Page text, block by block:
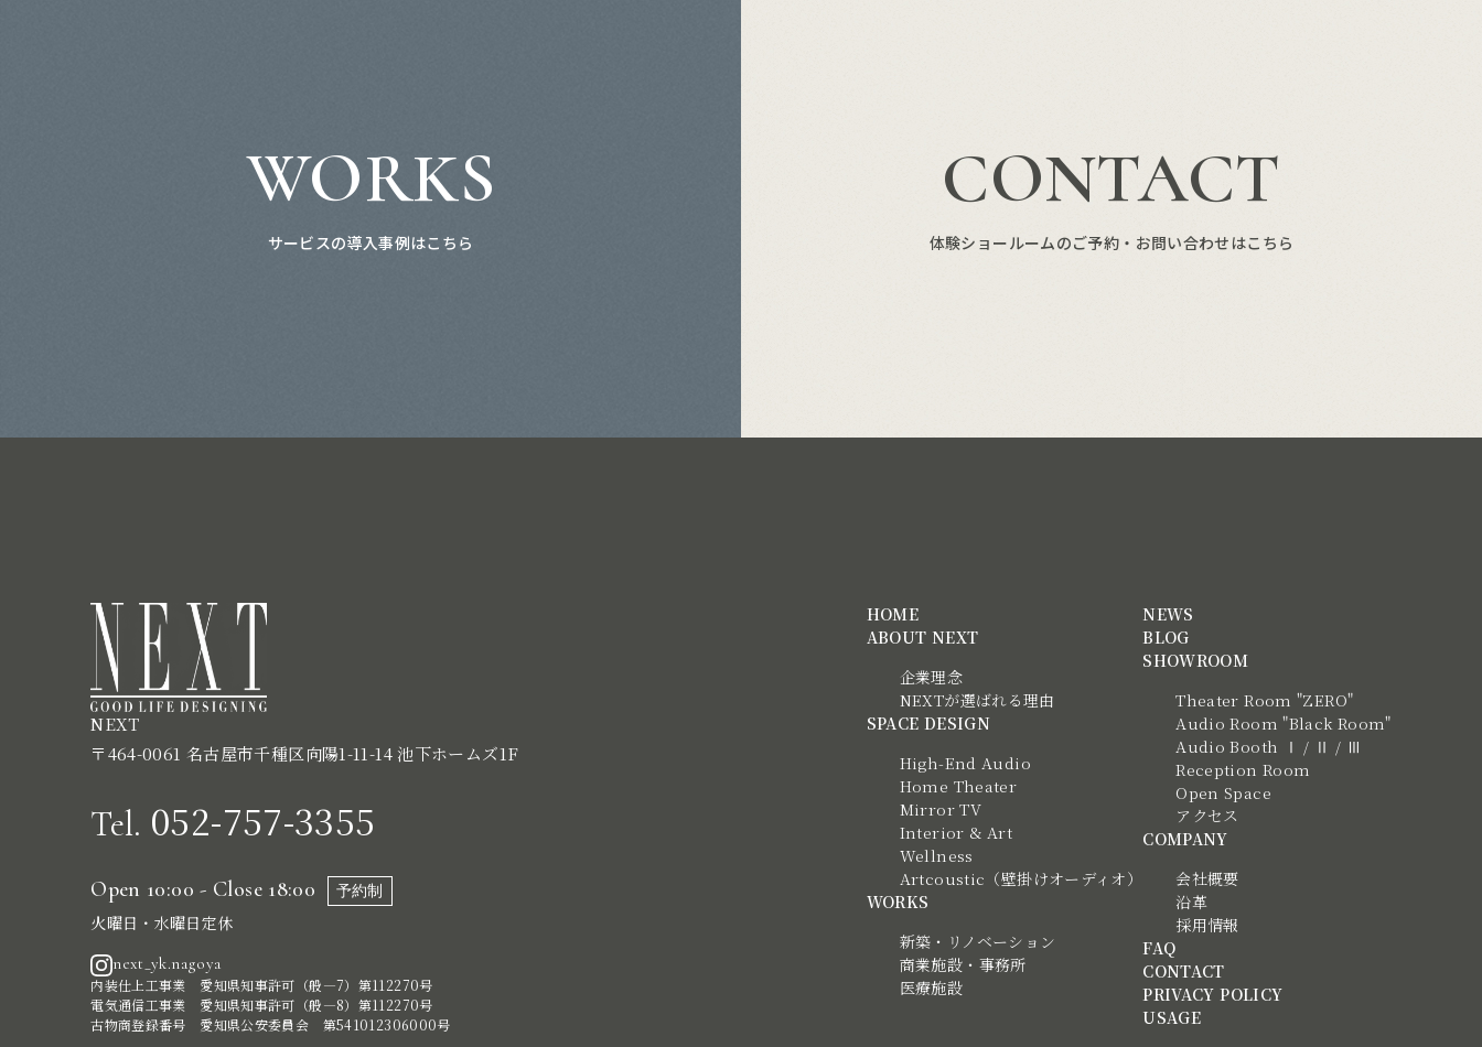
WORKS
サービスの導入事例はこちら
CONTACT
体験ショールームのご予約・お問い合わせはこちら
NEXT
〒464-0061 名古屋市千種区向陽1-11-14 池下ホームズ1F
Tel. 052-757-3355
Open 10:00 - Close 18:00 予約制
火曜日・水曜日定休
next_yk.nagoya
内装仕上工事業 愛知県知事許可（般―7）第112270号
電気通信工事業 愛知県知事許可（般―8）第112270号
古物商登録番号 愛知県公安委員会 第541012306000号
HOME
ABOUT NEXT
企業理念
NEXTが選ばれる理由
SPACE DESIGN
High-End Audio
Home Theater
Mirror TV
Interior & Art
Wellness
Artcoustic（壁掛けオーディオ）
WORKS
新築・リノベーション
商業施設・事務所
医療施設
NEWS
BLOG
SHOWROOM
Theater Room "ZERO"
Audio Room "Black Room"
Audio Booth Ⅰ / Ⅱ / Ⅲ
Reception Room
Open Space
アクセス
COMPANY
会社概要
沿革
採用情報
FAQ
CONTACT
PRIVACY POLICY
USAGE